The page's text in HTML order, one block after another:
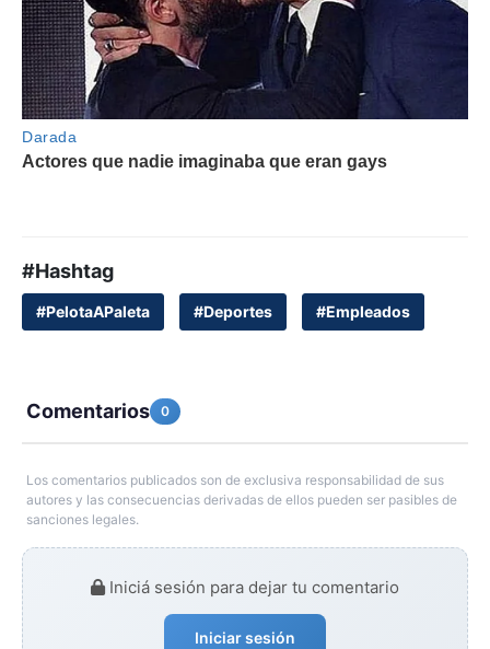
#Hashtag
#PelotaAPaleta #Deportes #Empleados
Comentarios 0
Los comentarios publicados son de exclusiva responsabilidad de sus
autores y las consecuencias derivadas de ellos pueden ser pasibles de
sanciones legales.
Iniciá sesión para dejar tu comentario
Iniciar sesión